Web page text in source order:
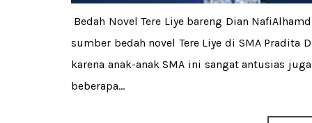
Bedah Novel Tere Liye bareng Dian
sumber bedah novel Tere Liye di SMA Pradita
karena anak-anak SMA ini sangat antusias
beberapa...